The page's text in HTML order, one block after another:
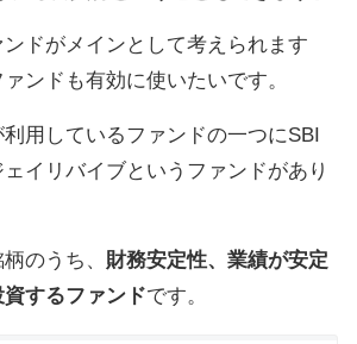
ドがメインとして考えられます
ンドも有効に使いたいです。
用しているファンドの一つにSBI
イリバイブというファンドがあり
のうち、 財務安定性、業績が安定
するファンドです。